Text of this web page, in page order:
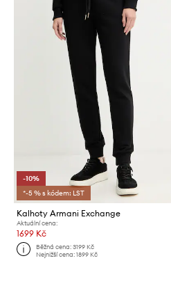
-10%
*-5 % s kódem: LST
Kalhoty Armani Exchange
Aktuální cena:
1699 Kč
Běžná cena:3199 Kč
Nejnižší cena:1899 Kč